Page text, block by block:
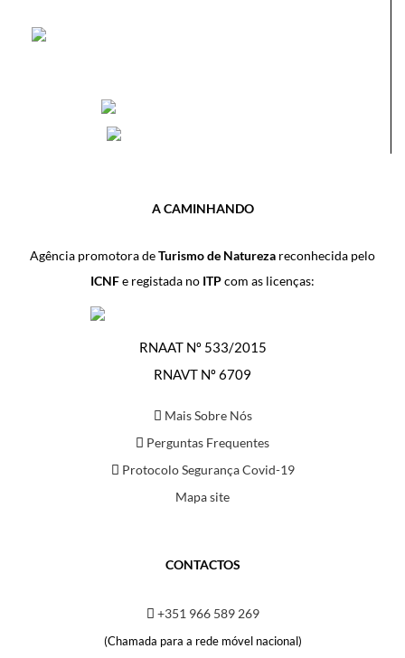
A CAMINHANDO
Agência promotora deTurismo de Natureza reconhecida pelo
ICNFe registada no ITPcom as licenças:
RNAAT Nº 533/2015
RNAVT Nº 6709
Mais Sobre Nós
Perguntas Frequentes
Protocolo Segurança Covid-19
Mapa site
CONTACTOS
+351 966 589 269
(Chamada para a rede móvel nacional)